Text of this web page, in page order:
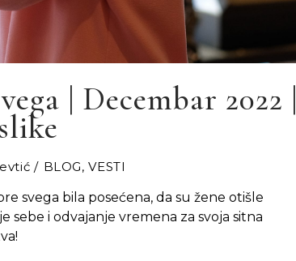
| Decembar 2022 |
BLOG,VESTI
svega bila posećena, da su žene otišle
i odvajanje vremena za svoja sitna